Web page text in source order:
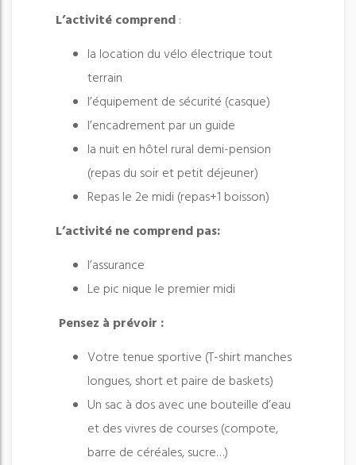
L’activitécomprend:
la location du vélo électrique tout
terrain
l’équipement de sécurité (casque)
l’encadrement par un guide
la nuit en hôtel rural demi-pension
(repas du soir et petit déjeuner)
Repas le 2e midi (repas+1 boisson)
L’activiténe comprend pas:
l’assurance
Le pic nique le premier midi
Pensez à prévoir :
Votre tenue sportive (T-shirt manches
longues, short et paire de baskets)
Un sac à dos avec une bouteille d’eau
et des vivres de courses (compote,
barre de céréales, sucre…)